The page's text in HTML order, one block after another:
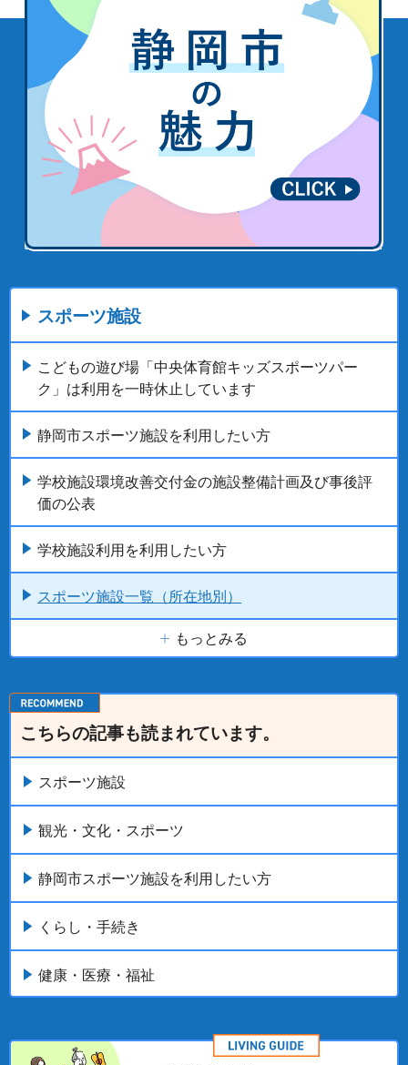
スポーツ施設
こどもの遊び場「中央体育館キッズスポーツパー
ク」は利用を一時休止しています
静岡市スポーツ施設を利用したい方
学校施設環境改善交付金の施設整備計画及び事後評
価の公表
学校施設利用を利用したい方
スポーツ施設一覧（所在地別）
もっとみる
こちらの記事も読まれています。
スポーツ施設
観光・文化・スポーツ
静岡市スポーツ施設を利用したい方
くらし・手続き
健康・医療・福祉